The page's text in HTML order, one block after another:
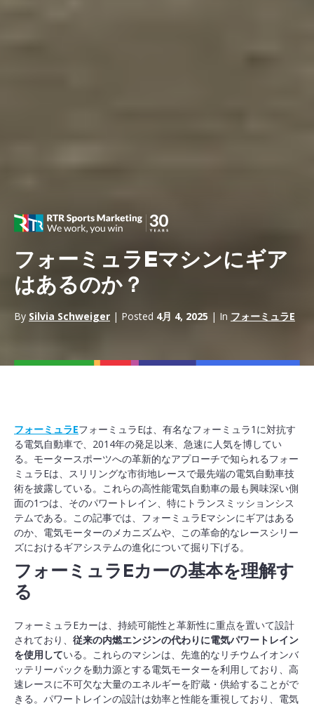
フォーミュラEマシンにギア
はあるのか？
By Silvia Schweiger | Posted 4月 4, 2025 | In フォーミュラE
フォーミュラEフォーミュラEは、有名なフォーミュラ1に対抗す
る電気自動車で、2014年の発足以来、急速に人気を博してい
る。モータースポーツへの革新的なアプローチで知られるフォー
ミュラEは、スリリングな市街地レースで最先端の電気自動車技
術を披露している。これらの高性能電気自動車の最も興味深い側
面の1つは、そのパワートレイン、特にトランスミッションシス
テムである。この記事では、フォーミュラEマシンにギアはある
のか、電気モーターのメカニズムや、この革命的なレースシリー
ズにおけるギアシステムの進化について掘り下げる。
フォーミュラEカーの基本を理解す
る
フォーミュラEカーは、持続可能性と革新性に重点を置いて設計
されており、 従来の内燃エンジンの代わりに電気パワートレイン
を使用している。これらのマシンは、先進的なリチウムイオンバ
ッテリーパックを動力源とする電気モーターを利用しており、高
速レースに不可欠な大量のエネルギーを貯蔵・供給することがで
きる。パワートレインの設計は効率と性能を重視しており、電気